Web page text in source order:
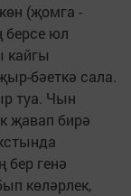
(җомга -
берсе юл
кайгы
бәеткә сала.
туа. Чын
җавап бирә
генә
көләрлек,